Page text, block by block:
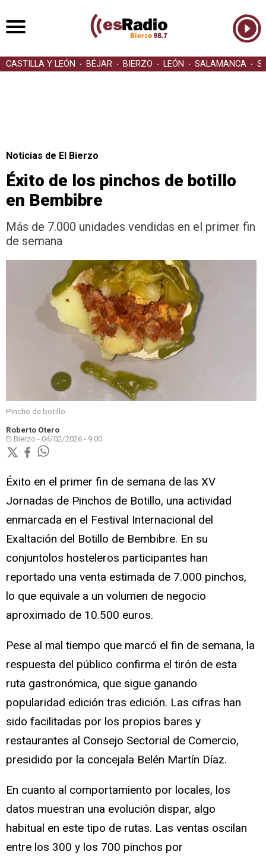
CASTILLA Y LEÓN BÉJAR BIERZO LEÓN SALAMANCA
Noticias de El Bierzo
Éxito de los pinchos de botillo
en Bembibre
Más de 7.000 unidades vendidas en el primer fin
de semana
Pincho de botillo
Roberto Otero
El Bierzo - 04/02/2026 - 9:00
Éxito en el primer fin de semana de las XV
Jornadas de Pinchos de Botillo, una actividad
enmarcada en el Festival Internacional del
Exaltación del Botillo de Bembibre. En su
conjuntolos hosteleros participantes han
reportado una venta estimada de 7.000 pinchos,
lo que equivale a un volumen de negocio
aproximado de 10.500 euros.
Pese al mal tiempo que marcó el fin de semana, la
respuesta del público confirma el tirón de esta
ruta gastronómica, que sigue ganando
popularidad edición tras edición. Las cifras han
sido facilitadas por los propios bares y
restaurantes al Consejo Sectorial de Comercio,
presidido por la concejala Belén Martín Díaz.
En cuanto al comportamiento por locales, los
datos muestran una evolución dispar, algo
habitual en este tipo de rutas. Las ventas oscilan
entre los 300 y los 700 pinchos por